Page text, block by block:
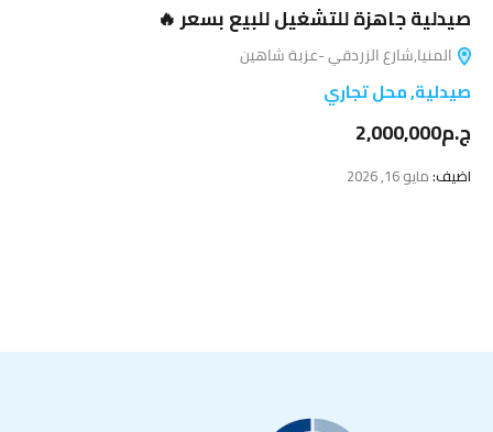
صيدلية جاهزة للتشغيل للبيع بسعر 🔥
المنيا,شارع الزردقي -عزبة شاهين
صيدلية,محل تجاري
ج.م2,000,000
اضيف:مايو 16, 2026